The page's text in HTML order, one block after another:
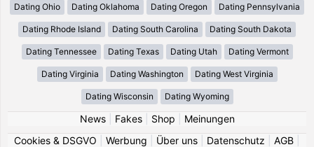
Dating Ohio Dating Oklahoma Dating Oregon Dating Pennsylvania
Dating Rhode Island Dating South Carolina Dating South Dakota
Dating Tennessee Dating Texas Dating Utah Dating Vermont
Dating Virginia Dating Washington Dating West Virginia
Dating Wisconsin Dating Wyoming
News| Fakes| Shop
Meinungen
Cookies & DSGVO
Werbung Über uns Datenschutz AGB